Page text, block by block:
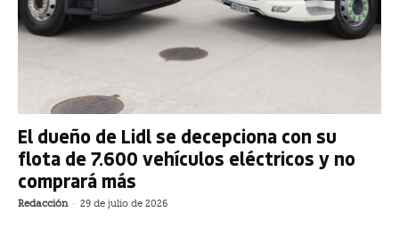
El dueño de Lidl se decepciona con su
flota de 7.600 vehículos eléctricos y no
comprará más
Redacción - 29 de julio de 2026